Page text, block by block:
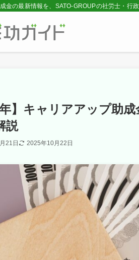
金の最新情報を、SATO-GROUPの社労士・行
年】キャリアアップ助
説
21日 2025年10月22日